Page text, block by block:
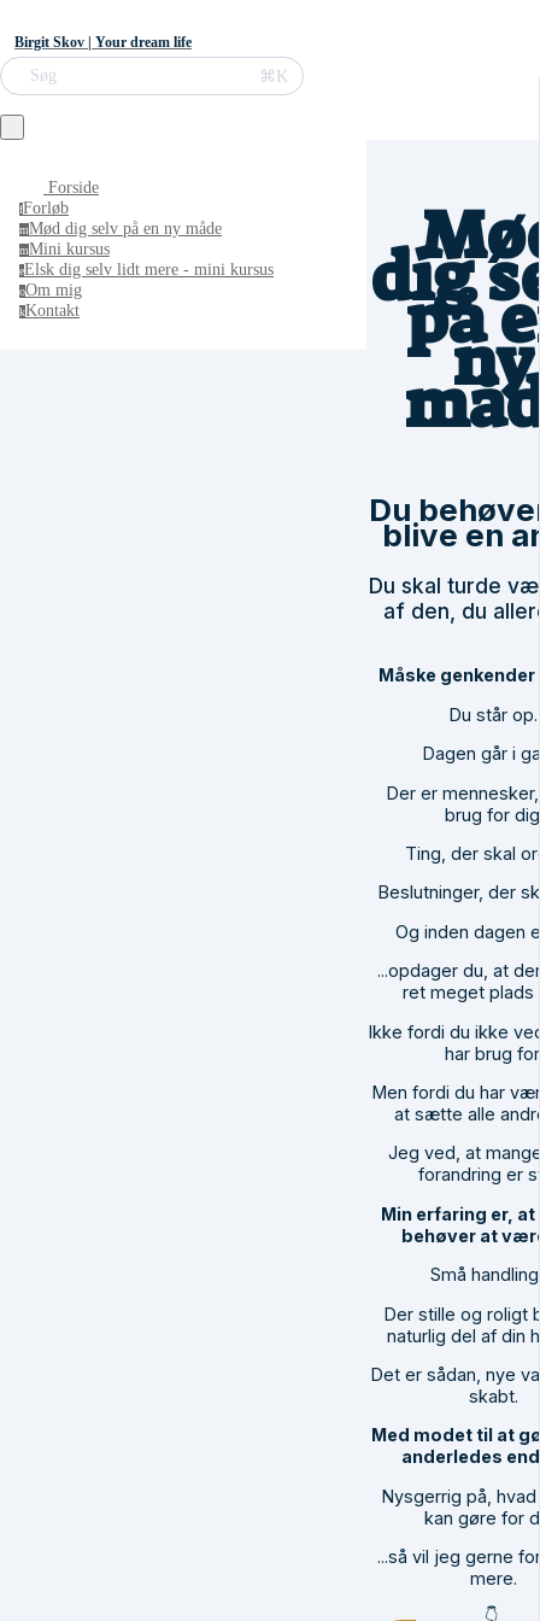
Birgit Skov | Your dream life
Søg ⌘K
Forside
fForløb
mMød dig selv på en ny måde
mMini kursus
eElsk dig selv lidt mere - mini kursus
oOm mig
kKontakt dig
påny
Du
blive en
Du skal turde
af den, du
Måske genkender
Du står op.
Dagen går i
Der er
brug for
Ting, der skal
Beslutninger, der
Og inden dagen
...opdager du, at
ret meget plads
Ikke fordi du ikke
har brug
Men fordi du har
at sætte alle
Jeg ved, at
forandring er
Min erfaring er, at
behøver at
Små
Der stille og roligt
naturlig del af din
Det er sådan, nye
skabt.
Med modet til at
anderledes
Nysgerrig på,
kan gøre for
...så vil jeg gerne
mere.